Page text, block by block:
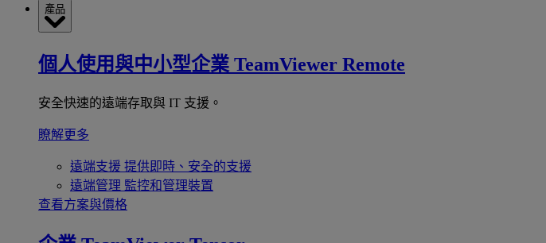
產品
個人使用與中小型企業 TeamViewer Remote
安全快速的遠端存取與 IT 支援。
瞭解更多
遠端支援 提供即時、安全的支援
遠端管理 監控和管理裝置
查看方案與價格